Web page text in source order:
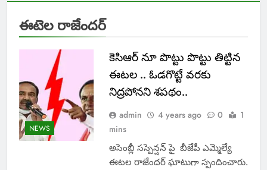
ఈటెల రాజేందర్
NEWS
కెసిఆర్ నూ పొట్టు పొట్టు తిట్టిన
ఈటల .. ఓడగొట్టే వరకు
నిద్రపోనని శపథం..
admin 4 years ago 0
1
mins
అసెంబ్లీ సస్పెన్షన్ పై బీజేపీ ఎమ్మెల్యే
ఈటల రాజేందర్ ఘాటుగా స్పందించారు.